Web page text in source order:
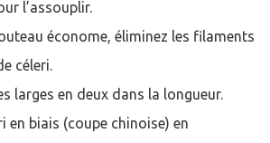
l’assouplir.
économe, éliminez les filaments
céleri.
larges en deux dans la longueur.
en biais (coupe chinoise) en